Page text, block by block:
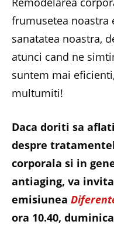
frumusetea noastra
sanatatea noastra,
atunci cand ne
suntem mai
multumiti!
Daca doriti sa
despre
corporala si in
antiaging, va
emisiunea
ora 10.40,